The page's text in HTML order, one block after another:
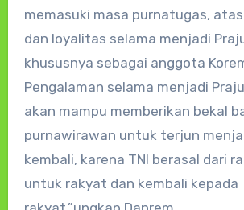
memasuki masa purnatugas,
dan loyalitas selama menjadi
khususnya sebagai anggota
Pengalaman selama menjadi
akan mampu memberikan bekal
purnawirawan untuk terjun
kembali, karena TNI berasal dari
untuk rakyat dan kembali kepada